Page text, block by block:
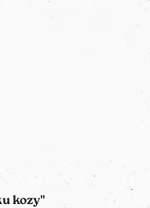
kozy"